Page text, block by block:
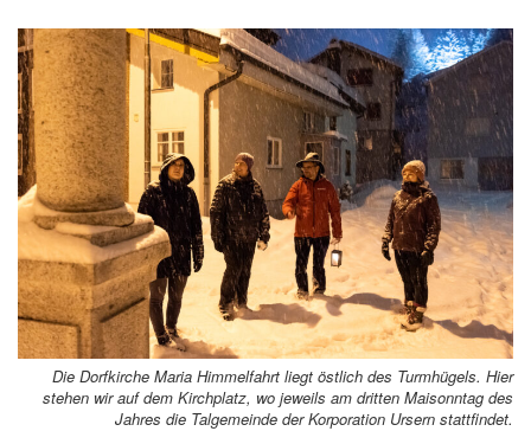
Die Dorfkirche Maria Himmelfahrt liegt östlich des Turmhügels. Hier
stehen wir auf dem Kirchplatz, wo jeweils am dritten Maisonntag des
Jahres die Talgemeinde der Korporation Ursern stattfindet.